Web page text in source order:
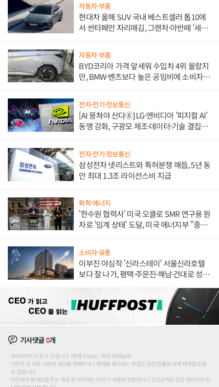
자동차·부품
현대차 올해 SUV 국내 베스트셀러 톱10에
서 싼타페만 자리매김, 그랜저·아반떼 '세단
자동차·부품
BYD코리아 가격 앞세워 수입차 4위 올랐지
만, BMW·벤츠보다 높은 공임비에 소비자
전자·전기·정보통신
[AI 뭉쳐야 산다⑧] LG·엔비디아 '피지컬 AI'
동맹 강화, 구광모 제조·데이터·기술 결집
전자·전기·정보통신
삼성전자 넷리스트와 특허분쟁 매듭, 5년 동
안 최대 1.3조 라이선스비 지급
화학·에너지
'한수원 협력사' 미국 오클로 SMR 연구용 원
자로 '임계 상태' 도달, 미국 에너지부 "중요
소비자·유통
이부진 야심작 '신라스테이' 서울신라호텔
보다 잘 나가, 평택·주문진·해남·건대로 성
기사댓글0개
200자까지 쓰실 수 있습니다. (현재 0 byte / 최대 400byte)
저작권 등 다른 사람의 권리를 침해하거나 명예를 훼손하는 댓글은 관련 법률에 의해 제재를 받을
수 있습니다.
타인에게 불쾌감을 주는 욕설 등 비하하는 단어가 내용에 포함되거나 인신공격성 글은 관리자의 판